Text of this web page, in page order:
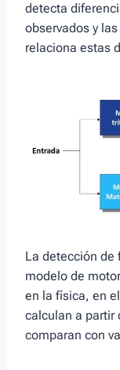
detecta
observados y
relaciona estas
La detección de
modelo de
en la física, en
calculan a partir
comparan con